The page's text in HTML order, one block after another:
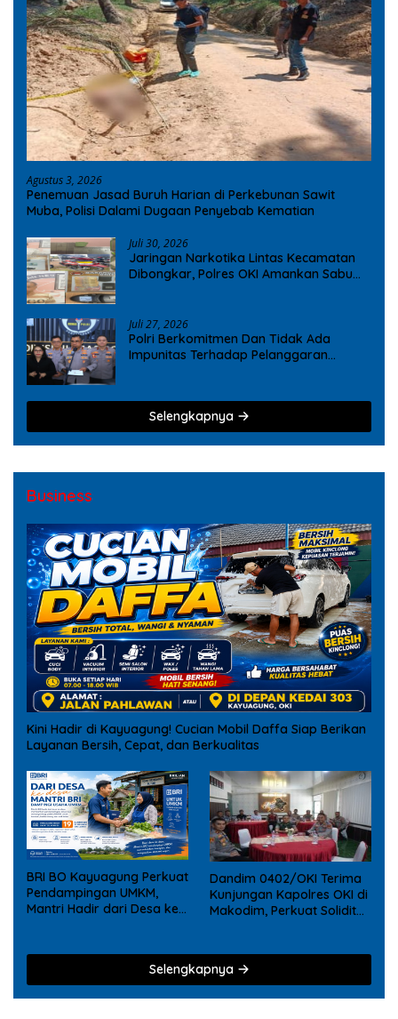
Agustus 3, 2026
Penemuan Jasad Buruh Harian di Perkebunan Sawit
Muba, Polisi Dalami Dugaan Penyebab Kematian
Juli 30, 2026
Jaringan Narkotika Lintas Kecamatan
Dibongkar, Polres OKI Amankan Sabu
Juli 27, 2026
Polri Berkomitmen Dan Tidak Ada
Impunitas Terhadap Pelanggaran
Selengkapnya
Business
Kini Hadir di Kayuagung! Cucian Mobil Daffa Siap Berikan
Layanan Bersih, Cepat, dan Berkualitas
BRI BO Kayuagung Perkuat
Pendampingan UMKM,
Mantri Hadir dari Desa ke
Dandim 0402/OKI Terima
Kunjungan Kapolres OKI di
Makodim, Perkuat Soliditas
Selengkapnya